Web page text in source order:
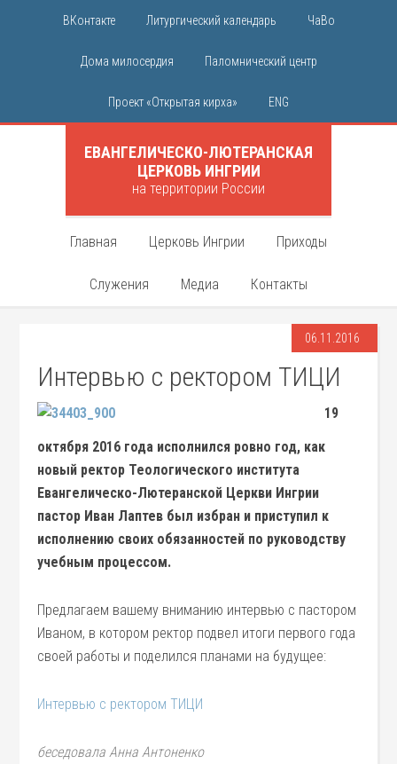
ВКонтакте Литургический календарь ЧаВо
Дома милосердия Паломнический центр
Проект «Открытая кирха» ENG
ЕВАНГЕЛИЧЕСКО-ЛЮТЕРАНСКАЯ
ЦЕРКОВЬ ИНГРИИ
на территории России
Главная Церковь Ингрии Приходы
Служения Медиа Контакты
06.11.2016
Интервью с ректором ТИЦИ
19
октября 2016 года исполнился ровно год, как
новый ректор Теологического института
Евангелическо-Лютеранской Церкви Ингрии
пастор Иван Лаптев был избран и приступил к
исполнению своих обязанностей по руководству
учебным процессом.
Предлагаем вашему вниманию интервью с пастором
Иваном, в котором ректор подвел итоги первого года
своей работы и поделился планами на будущее:
Интервью с ректором ТИЦИ
беседовала Анна Антоненко